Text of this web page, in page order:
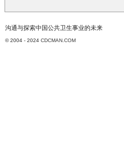
沟通与探索中国公共卫生事业的未来
© 2004 - 2024 CDCMAN.COM